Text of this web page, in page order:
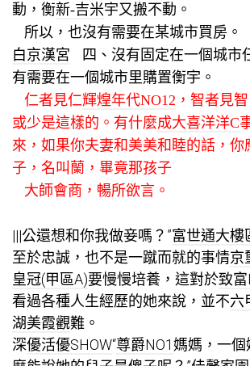
動，衡新-吉米宇又搬不動。
所以，也沒有需要在某城市買房。
白京漢宮 四、沒有固定在一個城市
有需要在一個城市里購置衡宇。
仁者見仁輝煌年代NO12 ，智者見智
或少是這樣的。有什麼成大喜洋洋C
來，如果你夫妻和美美和睦的話，你
子，名叫蘭，畢竟那孩子
大師會商，暢所欲言。
|||公還想和你我做妾嗎？”富世通大樓
至於忠誠，也不是一蹴而就的事情京
皇冠(甲區A)要慢慢培養，這對於致富
看過各種人生經歷的她來說，並不六
湖美霞觀難。
深優活優SHOW“尊爵NO1媽媽，一個